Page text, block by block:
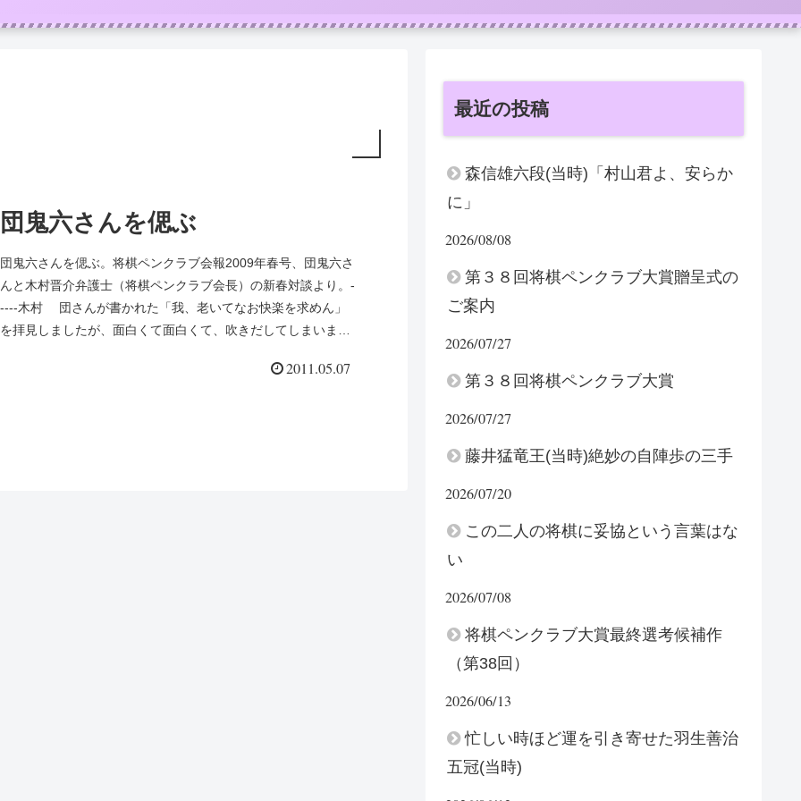
団鬼六さんを偲ぶ
団鬼六さんを偲ぶ。将棋ペンクラブ会報2009年春号、団鬼六さ
んと木村晋介弁護士（将棋ペンクラブ会長）の新春対談より。-
----木村 団さんが書かれた「我、老いてなお快楽を求めん」
を拝見しましたが、面白くて面白くて、吹きだしてしまいまし
2011.05.07
最近の投稿
森信雄六段(当時)「村山君よ、安らか
に」
2026/08/08
第３８回将棋ペンクラブ大賞贈呈式の
ご案内
2026/07/27
第３８回将棋ペンクラブ大賞
2026/07/27
藤井猛竜王(当時)絶妙の自陣歩の三手
2026/07/20
この二人の将棋に妥協という言葉はな
い
2026/07/08
将棋ペンクラブ大賞最終選考候補作
（第38回）
2026/06/13
忙しい時ほど運を引き寄せた羽生善治
五冠(当時)